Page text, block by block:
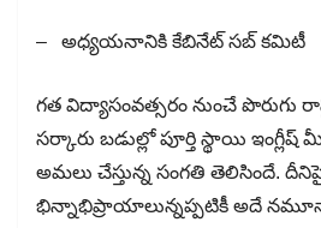
– అధ్యయనానికి కేబినేట్ సబ్ కమిటీ
గత విద్యాసంవత్సరం నుంచే పొరుగు
సర్కారు బడుల్లో పూర్తి స్థాయి
అమలు చేస్తున్న సంగతి తెలిసిందే.
భిన్నాభిప్రాయాలున్నప్పటికీ అదే